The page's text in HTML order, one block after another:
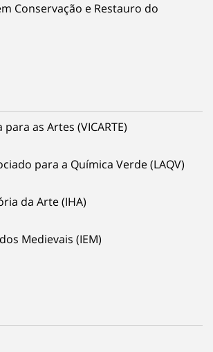
Conservação e Restauro do
as Artes (VICARTE)
para a Química Verde (LAQV)
da Arte (IHA)
Medievais (IEM)